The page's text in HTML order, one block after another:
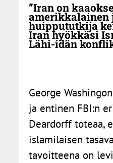
”Iran on
amerikkalainen
huippututkija
Iran hyökkäsi
Lähi-idän
George
ja entinen FBI:n
Deardorff toteaa,
islamilaisen
tavoitteena on